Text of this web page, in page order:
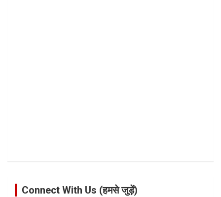
Connect With Us (हमसे जुड़ें)